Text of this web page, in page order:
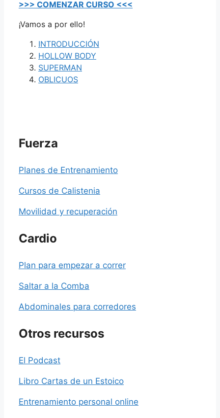
>>> COMENZAR CURSO <<<
¡Vamos a por ello!
INTRODUCCIÓN
HOLLOW BODY
SUPERMAN
OBLICUOS
Fuerza
Planes de Entrenamiento
Cursos de Calistenia
Movilidad y recuperación
Cardio
Plan para empezar a correr
Saltar a la Comba
Abdominales para corredores
Otros recursos
El Podcast
Libro Cartas de un Estoico
Entrenamiento personal online